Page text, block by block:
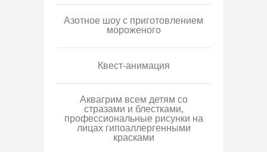
Азотное шоу с приготовлением
мороженого
Квест-анимация
Аквагрим всем детям со
стразами и блестками,
профессиональные рисунки на
лицах гипоаллергенными
красками